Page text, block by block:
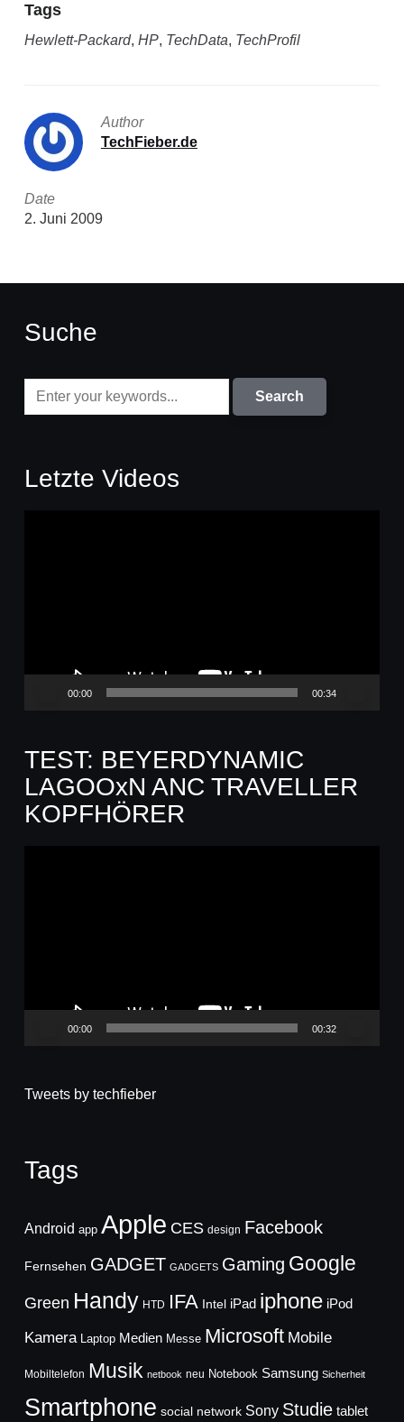
Tags
Hewlett-Packard, HP, TechData, TechProfil
Author
TechFieber.de
Date
2. Juni 2009
Suche
Letzte Videos
00:00 00:34
TEST: BEYERDYNAMIC
LAGOOxN ANC TRAVELLER
KOPFHÖRER
00:00 00:32
Tweets by techfieber
Tags
Android app Apple CES design Facebook
Fernsehen GADGET GADGETS Gaming Google
Green Handy HTD IFA Intel iPad iphone iPod
Kamera Laptop Medien Messe Microsoft Mobile
Mobiltelefon Musik netbook neu Notebook Samsung Sicherheit
Smartphone social network Sony Studie tablet